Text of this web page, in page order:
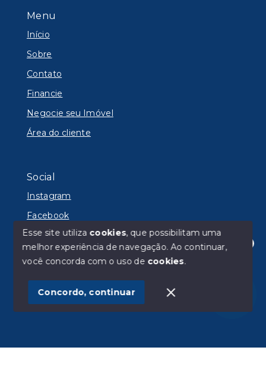
Olá! Estamos disponíveis para te ajudar.
Menu
Início
Sobre
Contato
Financie
Negocie seu Imóvel
Área do cliente
Social
Instagram
Facebook
© Copyright 2026 - Lyon Imóveis - Todos os direitos
SITE PARA IMOBILIARIA
Esse site utiliza cookies, que possibilitam uma
melhor experiência de navegação.Ao continuar,
você concorda com o uso de cookies.
Concordo, continuar